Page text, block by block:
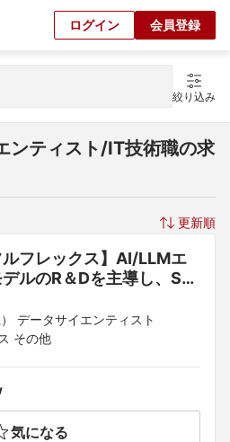
ログイン 会員登録
絞り込み
ンティスト/IT技術職の求
更新順
ルフレックス】AI/LLMエ
ルのR＆Dを主導し、Saa
てくれる方を募集！
データサイエンティスト
その他
気になる